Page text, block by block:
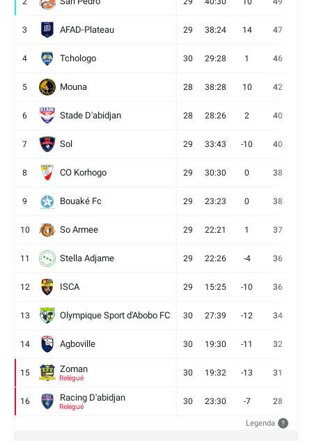
3 AFAD-Plateau 29 38:24 14 47
4 Tchologo 30 29:28 1 46
5 Mouna 28 38:28 10 42
6 Stade D'abidjan 28 28:26 2 40
7 Sol 29 33:43 -10 40
8 CO Korhogo 29 30:30 0 38
9 Bouaké Fc 29 23:23 0 38
10 So Armee 29 22:21 1 37
11 Stella Adjame 29 22:26 -4 36
12 ISCA 29 15:25 -10 36
13 Olympique Sport d'Abobo FC 30 27:39 -12 34
14 Agboville 30 19:30 -11 32
15 Zoman
Relégué
30 19:32 -13 31
16 Racing D'abidjan
Relégué
30 23:30 -7 28
Legenda ?